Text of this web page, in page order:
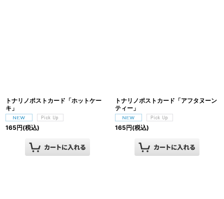
トナリノポストカード「ホットケー
キ」
165円(税込)
トナリノポストカード「アフタヌーン
ティー」
165円(税込)